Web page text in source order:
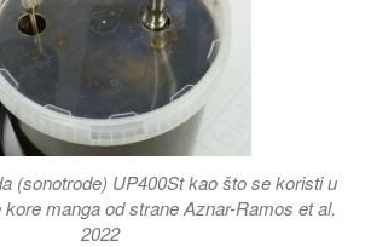
(sonotrode) UP400St kao što se koristi u
manga od strane Aznar-Ramos et al.
2022